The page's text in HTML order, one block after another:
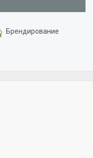
Брендирование